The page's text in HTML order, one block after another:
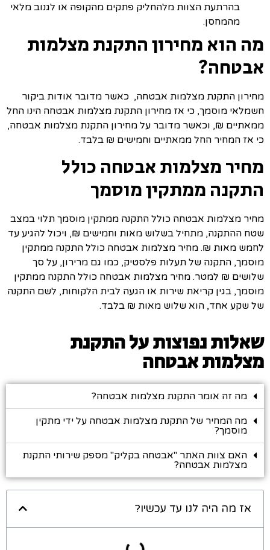
בהרתעת הצוות מלהחליק פתקים מהקופה או לגנוב מלאי
מהמחסן.
מה הוא מחירון התקנת מצלמות
אבטחה?
מחירון התקנת מצלמות אבטחה, כאשר מדובר אודות ביקור
חשמלאי מוסמך, כי אז מחירון התקנת מצלמות אבטחה הינו החל
ממאתיים ₪, וכאשר מדובר על מחירון התקנת מצלמות אבטחה,
כי אז המחיר החל ממאתיים וחמישים ₪ בלבד.
מחיר מצלמות אבטחה כולל
התקנה ממתקין מוסמך
מחיר מצלמות אבטחה כולל התקנה ממתקין מוסמך תלוי במצב
שטח ההתקנה, מתחיל בשלוש מאות וחמישים ₪, ויכול להגיע עד
לחמש מאות ₪. מחיר מצלמות אבטחה כולל התקנה ממתקין
מוסמך, התקנה של תעלות פלסטיק, כמו גם מרירון, על סך
שלושים ₪ למטר. מחיר מצלמות אבטחה כולל התקנה ממתקין
מוסמך, בגין קריאת שירות או הגעה לבית הלקוחות, לשם התקנה
של שקע אחד, הוא שלוש מאות ₪ בלבד.
שאלות נפוצות על התקנת
מצלמות אבטחה
מה זה אומר התקנת מצלמות אבטחה?
מה המחיר של התקנת מצלמות אבטחה על ידי מתקין
מוסמך?
האם צוות האתר "אבטחה בקליק" מספק שירותי התקנת
מצלמות אבטחה?
אז מה היה לנו עד עכשיו?